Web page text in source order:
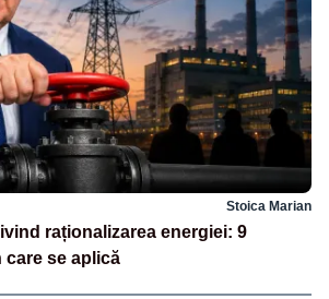
Stoica Marian
raționalizarea energiei: 9
care se aplică